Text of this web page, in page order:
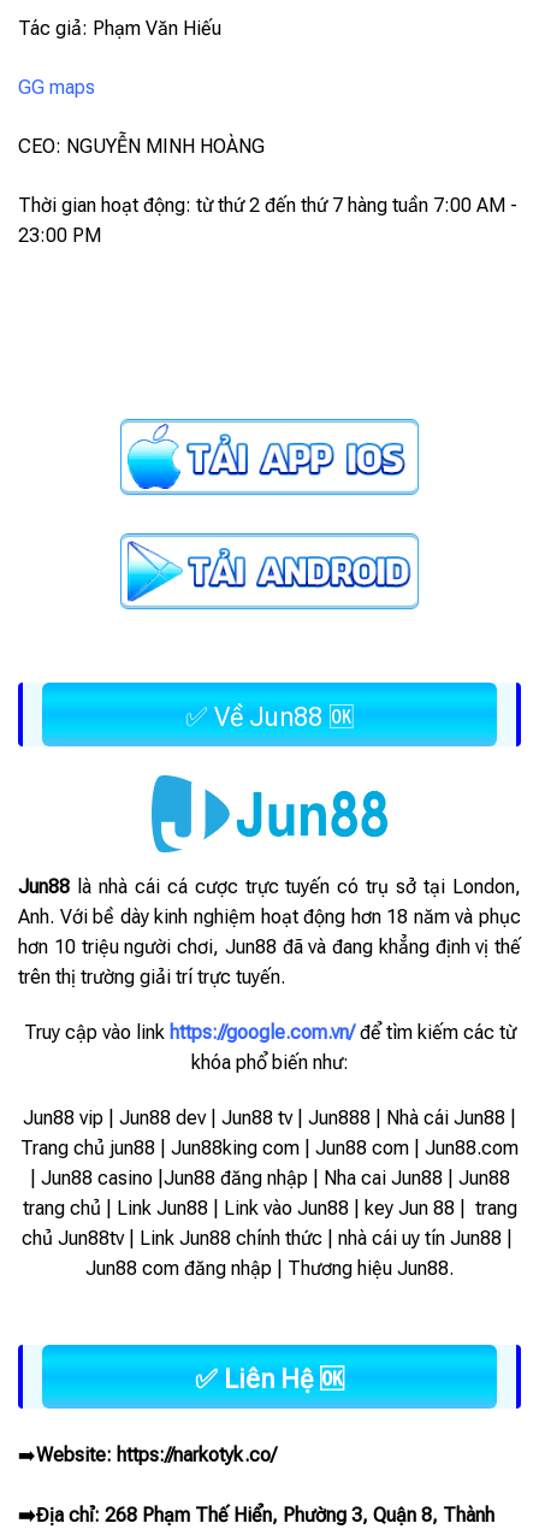
Tác giả: Phạm Văn Hiếu
GG maps
CEO: NGUYỄN MINH HOÀNG
Thời gian hoạt động: từ thứ 2 đến thứ 7 hàng tuần 7:00 AM -
23:00 PM
✅ Về Jun88 🆗
Jun88 là nhà cái cá cược trực tuyến có trụ sở tại London,
Anh. Với bề dày kinh nghiệm hoạt động hơn 18 năm và phục
hơn 10 triệu người chơi, Jun88 đã và đang khẳng định vị thế
trên thị trường giải trí trực tuyến.
Truy cập vào link https://google.com.vn/ để tìm kiếm các từ
khóa phổ biến như:
Jun88 vip | Jun88 dev | Jun88 tv | Jun888 | Nhà cái Jun88 |
Trang chủ jun88 | Jun88king com | Jun88 com | Jun88.com
| Jun88 casino |Jun88 đăng nhập | Nha cai Jun88 | Jun88
trang chủ | Link Jun88 | Link vào Jun88 |
key Jun 88 | trang
chủ Jun88tv | Link Jun88 chính thức | nhà cái uy tín Jun88 |
Jun88 com đăng nhập | Thương hiệu Jun88.
✅ Liên Hệ 🆗
➡️Website: https://narkotyk.co/
➡️Địa chỉ: 268 Phạm Thế Hiển, Phường 3, Quận 8, Thành